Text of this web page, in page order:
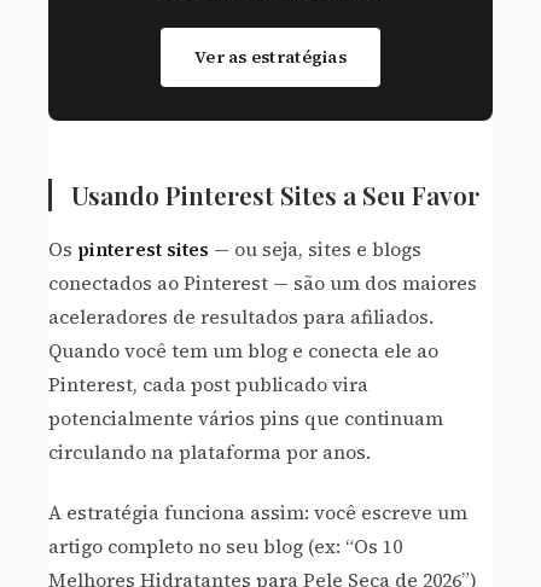
Ver as estratégias
Usando Pinterest Sites a Seu Favor
Os pinterest sites — ou seja, sites e blogs
conectados ao Pinterest — são um dos maiores
aceleradores de resultados para afiliados.
Quando você tem um blog e conecta ele ao
Pinterest, cada post publicado vira
potencialmente vários pins que continuam
circulando na plataforma por anos.
A estratégia funciona assim: você escreve um
artigo completo no seu blog (ex: “Os 10
Melhores Hidratantes para Pele Seca de 2026”)